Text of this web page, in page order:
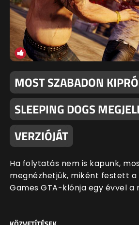
MOST SZABADON
SLEEPING DOGS
VERZIÓJÁT
Ha folytatás nem is kapunk,
megnézhetjük, miként festett a
Games GTA-klónja egy évvel a